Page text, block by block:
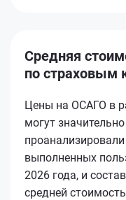
Средняя
по страховым
Цены на ОСАГО в
могут
выполненных
2026 года, и
средней